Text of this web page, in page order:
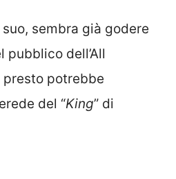
sembra già godere
pubblico dell’All
presto potrebbe
del “King” di